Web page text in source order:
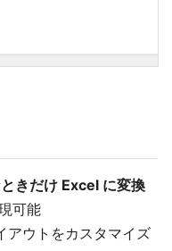
きだけ Excel に変換
可能
アウトをカスタマイズ